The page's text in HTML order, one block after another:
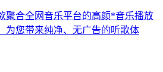
聚合全网音乐平台的高颜*音乐播放
为您带来纯净、无广告的听歌体